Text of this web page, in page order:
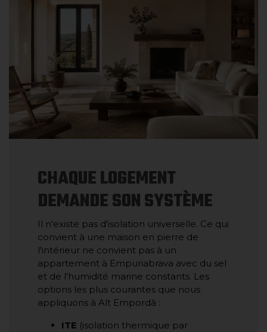
CHAQUE LOGEMENT
DEMANDE SON SYSTÈME
Il n'existe pas d'isolation universelle. Ce qui
convient à une maison en pierre de
l'intérieur ne convient pas à un
appartement à Empuriabrava avec du sel
et de l'humidité marine constants. Les
options les plus courantes que nous
appliquons à Alt Empordà :
ITE (isolation thermique par